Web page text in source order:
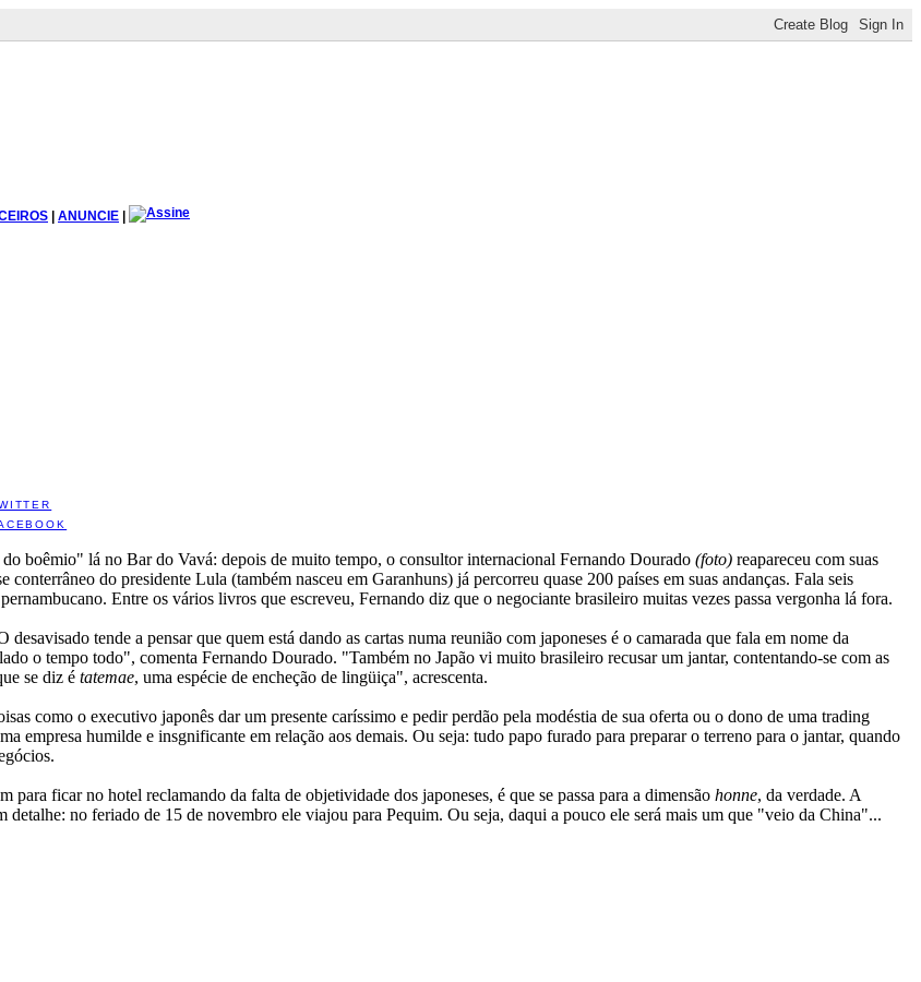
| ANUNCIE |
boêmio" lá no Bar do Vavá: depois de muito tempo, o consultor internacional Fernando Dourado (foto) reapareceu com suas
do presidente Lula (também nasceu em Garanhuns) já percorreu quase 200 países em suas andanças. Fala seis
Entre os vários livros que escreveu, Fernando diz que o negociante brasileiro muitas vezes passa vergonha lá fora.
tende a pensar que quem está dando as cartas numa reunião com japoneses é o camarada que fala em nome da
o tempo todo", comenta Fernando Dourado. "Também no Japão vi muito brasileiro recusar um jantar, contentando-se com as
se diz é tatemae, uma espécie de encheção de lingüiça", acrescenta.
como o executivo japonês dar um presente caríssimo e pedir perdão pela modéstia de sua oferta ou o dono de uma trading
empresa humilde e insgnificante em relação aos demais. Ou seja: tudo papo furado para preparar o terreno para o jantar, quando
ficar no hotel reclamando da falta de objetividade dos japoneses, é que se passa para a dimensão honne, da verdade. A
no feriado de 15 de novembro ele viajou para Pequim. Ou seja, daqui a pouco ele será mais um que "veio da China"...